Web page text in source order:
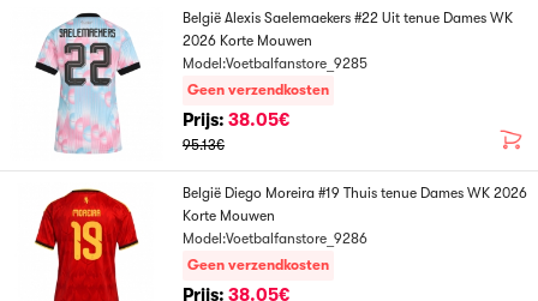
België Alexis Saelemaekers #22 Uit tenue Dames WK
2026 Korte Mouwen
Model:Voetbalfanstore_9285
Geen verzendkosten
Prijs: 38.05€
95.13€
België Diego Moreira #19 Thuis tenue Dames WK 2026
Korte Mouwen
Model:Voetbalfanstore_9286
Geen verzendkosten
Prijs: 38.05€